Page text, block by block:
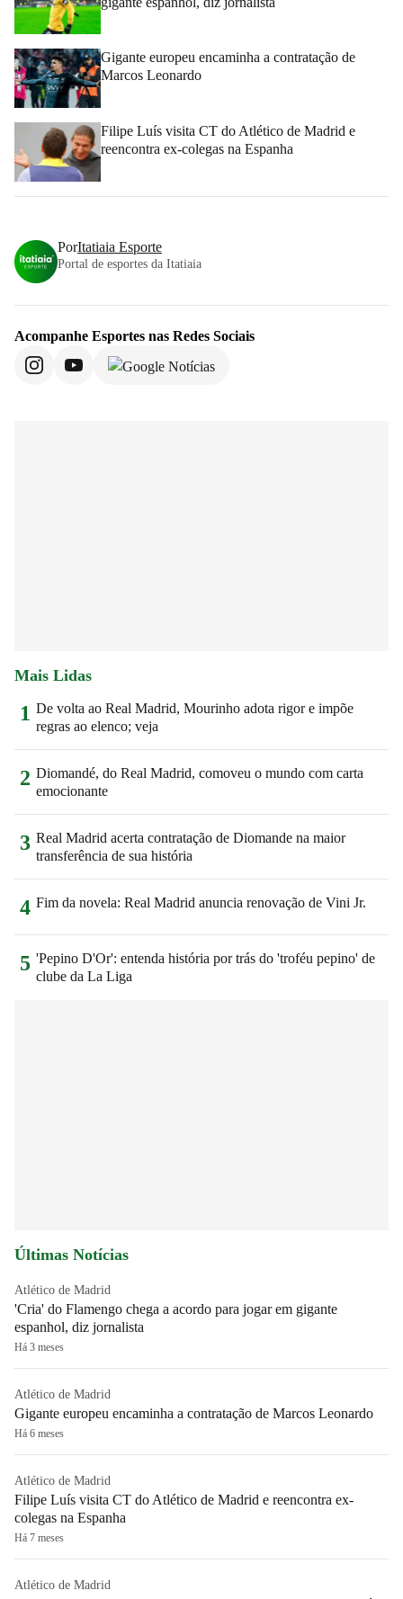
Gigante europeu encaminha a contratação de
Marcos Leonardo
Filipe Luís visita CT do Atlético de Madrid e
reencontra ex-colegas na Espanha
PorItatiaia Esporte
Portal de esportes da Itatiaia
Acompanhe Esportes nas Redes Sociais
Mais Lidas
1 De volta ao Real Madrid, Mourinho adota rigor e impõe
regras ao elenco; veja
2 Diomandé, do Real Madrid, comoveu o mundo com carta
emocionante
3 Real Madrid acerta contratação de Diomande na maior
transferência de sua história
4 Fim da novela: Real Madrid anuncia renovação de Vini Jr.
5 'Pepino D'Or': entenda história por trás do 'troféu pepino' de
clube da La Liga
Últimas Notícias
Atlético de Madrid
'Cria' do Flamengo chega a acordo para jogar em gigante
espanhol, diz jornalista
Há 3 meses
Atlético de Madrid
Gigante europeu encaminha a contratação de Marcos Leonardo
Há 6 meses
Atlético de Madrid
Filipe Luís visita CT do Atlético de Madrid e reencontra ex-
colegas na Espanha
Há 7 meses
Atlético de Madrid